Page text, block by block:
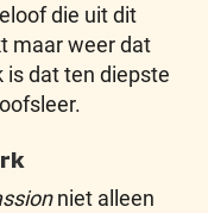
die uit dit
maar weer dat
dat ten diepste
niet alleen